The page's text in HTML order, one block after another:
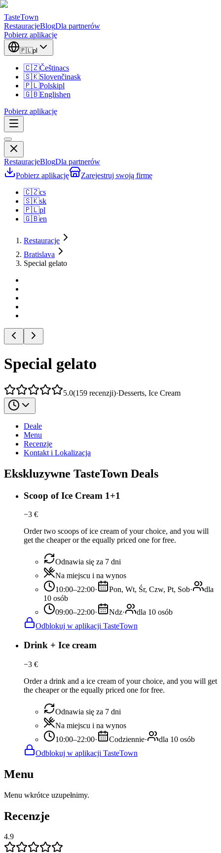
TasteTown
RestauracjeBlogDla partnerów
Pobierz aplikację
🇵🇱pl
🇨🇿Češtinacs
🇸🇰Slovenčinask
🇵🇱Polskipl
🇬🇧Englishen
Pobierz aplikację
RestauracjeBlogDla partnerów
Pobierz aplikację
Zarejestruj swoją firmę
🇨🇿cs
🇸🇰sk
🇵🇱pl
🇬🇧en
Restauracje
Bratislava
Special gelato
Special gelato
5.0(159 recenzji)·Desserts, Ice Cream
Deale
Menu
Recenzje
Kontakt i Lokalizacja
Ekskluzywne TasteTown Deals
Scoop of Ice Cream 1+1
−3 €
Order two scoops of ice cream of your choice, and you will
get the cheaper or the equally priced one for free.
Odnawia się za 7 dni
Na miejscu i na wynos
10:00–22:00· Pon, Wt, Śr, Czw, Pt, Sob·
dla
10 osób
09:00–22:00· Ndz·
dla 10 osób
Odblokuj w aplikacji TasteTown
Drink + Ice cream
−3 €
Order a drink and a ice cream of your choice, and you will get
the cheaper or the equally priced one for free.
Odnawia się za 7 dni
Na miejscu i na wynos
10:00–22:00· Codziennie·
dla 10 osób
Odblokuj w aplikacji TasteTown
Menu
Menu wkrótce uzupełnimy.
Recenzje
4.9